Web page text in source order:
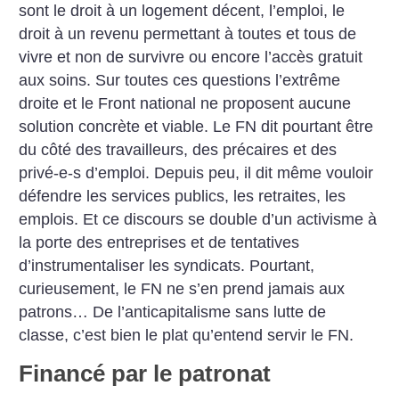
sont le droit à un logement décent, l’emploi, le
droit à un revenu permettant à toutes et tous de
vivre et non de survivre ou encore l’accès gratuit
aux soins. Sur toutes ces questions l’extrême
droite et le Front national ne proposent aucune
solution concrète et viable. Le FN dit pourtant être
du côté des travailleurs, des précaires et des
privé-e-s d’emploi. Depuis peu, il dit même vouloir
défendre les services publics, les retraites, les
emplois. Et ce discours se double d’un activisme à
la porte des entreprises et de tentatives
d’instrumentaliser les syndicats. Pourtant,
curieusement, le FN ne s’en prend jamais aux
patrons… De l’anticapitalisme sans lutte de
classe, c’est bien le plat qu’entend servir le FN.
Financé par le patronat